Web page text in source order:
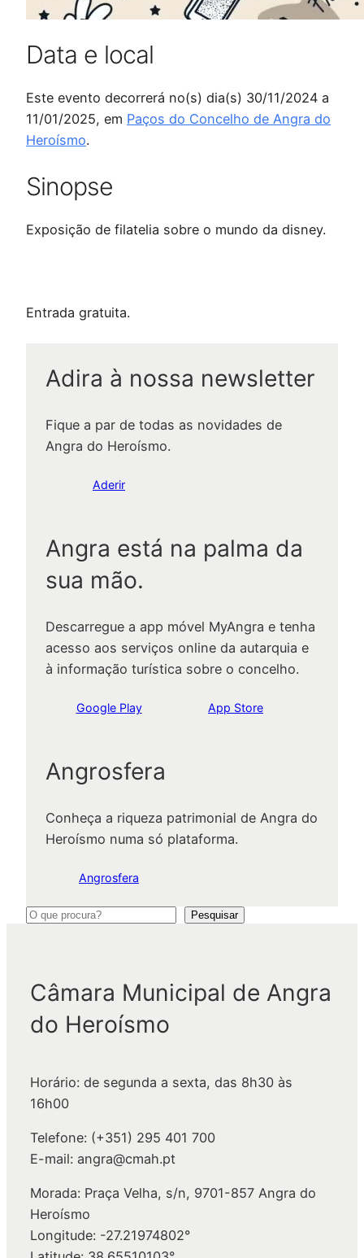
Data e local
Este evento decorrerá no(s) dia(s) 30/11/2024 a
11/01/2025, em Paços do Concelho de Angra do
Heroísmo.
Sinopse
Exposição de filatelia sobre o mundo da disney.
Entrada gratuita.
Adira à nossa newsletter
Fique a par de todas as novidades de
Angra do Heroísmo.
Aderir
Angra está na palma da
sua mão.
Descarregue a app móvel MyAngra e tenha
acesso aos serviços online da autarquia e
à informação turística sobre o concelho.
Google Play App Store
Angrosfera
Conheça a riqueza patrimonial de Angra do
Heroísmo numa só plataforma.
Angrosfera
P
u
Pesquisar
Câmara Municipal de Angra
do Heroísmo
Horário: de segunda a sexta, das 8h30 às
16h00
Telefone: (+351) 295 401 700
E-mail: angra@cmah.pt
Morada: Praça Velha, s/n, 9701-857 Angra do
Heroísmo
Longitude: -27.21974802°